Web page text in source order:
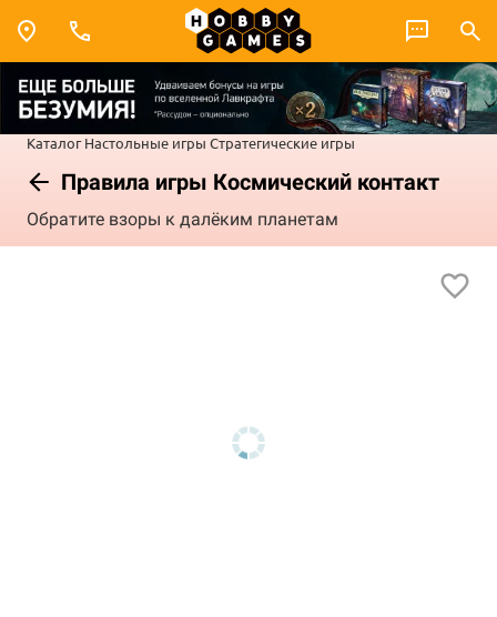
Каталог Настольные игры Стратегические игры
Правила игры Космический контакт
Обратите взоры к далёким планетам